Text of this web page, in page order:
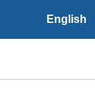
English